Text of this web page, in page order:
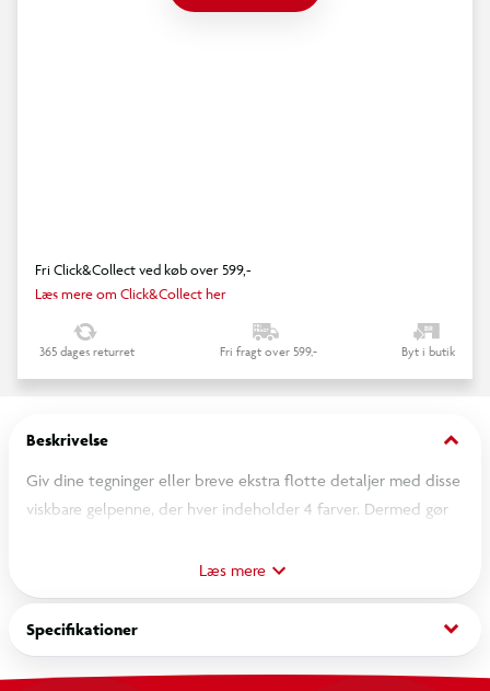
Fri Click&Collect ved køb over 599,-
Læs mere om Click&Collect her
365 dages returret Fri fragt over 599,- Byt i butik
Beskrivelse keyboard_arrow_down
Giv dine tegninger eller breve ekstra flotte detaljer med disse
viskbare gelpenne, der hver indeholder 4 farver. Dermed gør
Læs mere
Specifikationer keyboard_arrow_down